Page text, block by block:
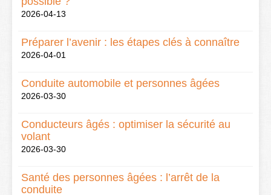
2026-04-13
Préparer l’avenir : les étapes clés à connaître
2026-04-01
Conduite automobile et personnes âgées
2026-03-30
Conducteurs âgés : optimiser la sécurité au
volant
2026-03-30
Santé des personnes âgées : l’arrêt de la
conduite